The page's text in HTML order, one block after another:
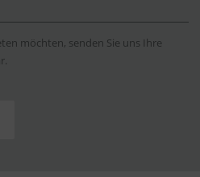
möchten, senden Sie uns Ihre